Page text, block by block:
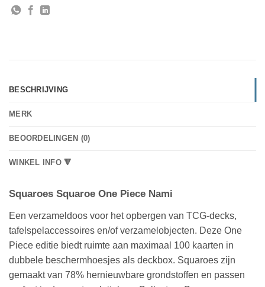
BESCHRIJVING
MERK
BEOORDELINGEN (0)
WINKEL INFO 🔻
Squaroes Squaroe One Piece Nami
Een verzameldoos voor het opbergen van TCG-decks,
tafelspelaccessoires en/of verzamelobjecten. Deze One
Piece editie biedt ruimte aan maximaal 100 kaarten in
dubbele beschermhoesjes als deckbox. Squaroes zijn
gemaakt van 78% hernieuwbare grondstoffen en passen